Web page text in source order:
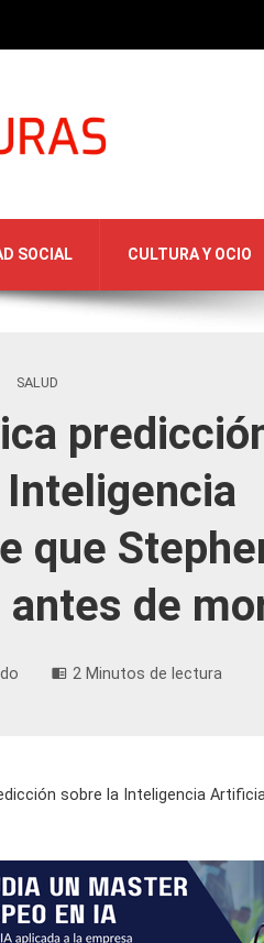
SOCIAL CULTURA Y OCIO
SALUD
que
antes de
2 Minutos de lectura
sobre la Inteligencia